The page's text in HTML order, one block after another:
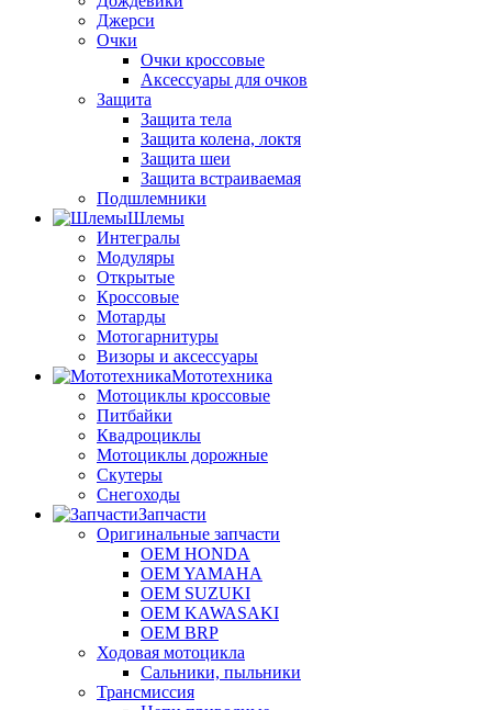
Джерси
Очки
Очки кроссовые
Аксессуары для очков
Защита
Защита тела
Защита колена, локтя
Защита шеи
Защита встраиваемая
Подшлемники
Шлемы
Интегралы
Модуляры
Открытые
Кроссовые
Мотарды
Мотогарнитуры
Визоры и аксессуары
Мототехника
Мотоциклы кроссовые
Питбайки
Квадроциклы
Мотоциклы дорожные
Скутеры
Снегоходы
Запчасти
Оригинальные запчасти
OEM HONDA
OEM YAMAHA
OEM SUZUKI
OEM KAWASAKI
OEM BRP
Ходовая мотоцикла
Сальники, пыльники
Трансмиссия